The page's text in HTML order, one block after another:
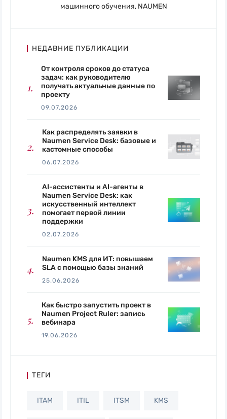
машинного обучения, NAUMEN
НЕДАВНИЕ ПУБЛИКАЦИИ
От контроля сроков до статуса
задач: как руководителю
получать актуальные данные по
проекту
09.07.2026
Как распределять заявки в
Naumen Service Desk: базовые и
кастомные способы
06.07.2026
AI-ассистенты и AI-агенты в
Naumen Service Desk: как
искусственный интеллект
помогает первой линии
поддержки
02.07.2026
Naumen KMS для ИТ: повышаем
SLA с помощью базы знаний
25.06.2026
Как быстро запустить проект в
Naumen Project Ruler: запись
вебинара
19.06.2026
ТЕГИ
ITAM ITIL ITSM KMS